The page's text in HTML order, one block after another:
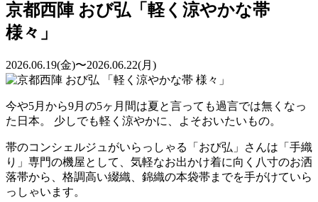
京都西陣 おび弘「軽く涼やかな帯
様々」
2026.06.19(金)〜2026.06.22(月)
今や5月から9月の5ヶ月間は夏と言っても過言では無くなっ
た日本。 少しでも軽く涼やかに、よそおいたいもの。
帯のコンシェルジュがいらっしゃる「おび弘」さんは「手織
り」専門の機屋として、気軽なお出かけ着に向く八寸のお洒
落帯から、格調高い綴織、錦織の本袋帯までを手がけていら
っしゃいます。